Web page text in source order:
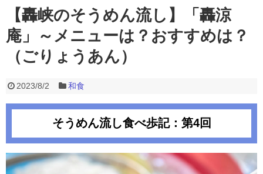
【轟峡のそうめん流し】「轟涼
庵」～メニューは？おすすめは？
（ごりょうあん）
2023/8/2 和食
そうめん流し食べ歩記：第4回